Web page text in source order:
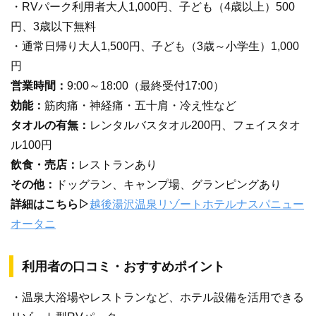
・RVパーク利用者大人1,000円、子ども（4歳以上）500
円、3歳以下無料
・通常日帰り大人1,500円、子ども（3歳～小学生）1,000
円
営業時間： 9:00～18:00（最終受付17:00）
効能： 筋肉痛・神経痛・五十肩・冷え性など
タオルの有無： レンタルバスタオル200円、フェイスタオ
ル100円
飲食・売店： レストランあり
その他：
ドッグラン、キャンプ場、グランピングあり
詳細はこちら▷越後湯沢温泉リゾートホテルナスパニュー
オータニ
利用者の口コミ・おすすめポイント
・温泉大浴場やレストランなど、ホテル設備を活用できる